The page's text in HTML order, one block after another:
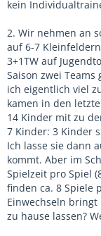
kein
2. Wir nehmen an
auf 6-7
3+1TW auf
Saison zwei
ich eigentlich viel
kamen in den
14 Kinder mit zu
7 Kinder: 3 Kinder
Ich lasse sie dann
kommt. Aber im
Spielzeit pro Spiel
finden ca. 8 Spiele
Einwechseln
zu hause lassen?